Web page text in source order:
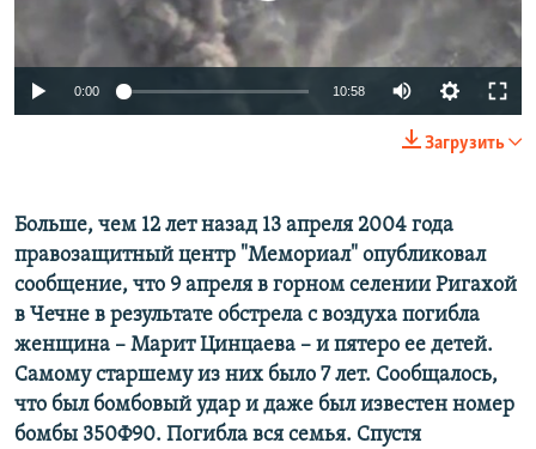
УКРАИНСКАЯ ПРОБЛЕМА КРЫМА
Все сайты RFE/RL
0:00 10:58
Загрузить
Больше, чем 12 лет назад 13 апреля 2004 года
правозащитный центр "Мемориал" опубликовал
сообщение, что 9 апреля в горном селении Ригахой
в Чечне в результате обстрела с воздуха погибла
женщина – Марит Цинцаева – и пятеро ее детей.
Самому старшему из них было 7 лет. Сообщалось,
что был бомбовый удар и даже был известен номер
бомбы 350Ф90. Погибла вся семья. Спустя